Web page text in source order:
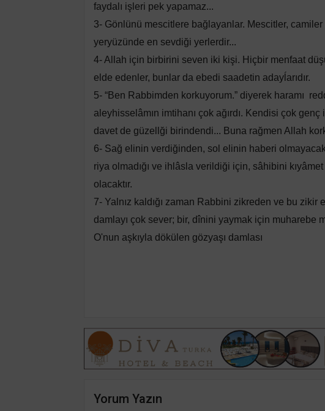
faydalı işleri pek yapamaz...
3- Gönlünü mescitlere bağlayanlar. Mescitler,
yeryüzünde en sevdiği yerlerdir...
4- Allah için birbirini seven iki kişi. Hiçbir menfaat
elde edenler, bunlar da ebedi saadetin adayĺarıdır.
5- “Ben Rabbimden korkuyorum.” diyerek haramı
aleyhisselâmın imtihanı çok ağırdı. Kendisi çok
davet de güzellği birindendi... Buna rağmen Allah
6- Sağ elinin verdiğinden, sol elinin haberi
riya olmadığı ve ihlâsla verildiği için, sâhibini
olacaktır.
7- Yalnız kaldığı zaman Rabbini zikreden ve bu zikir
damlayı çok sever; bir, dînini yaymak için muharebe
O'nun aşkıyla dökülen gözyaşı damlası
Yorum Yazın